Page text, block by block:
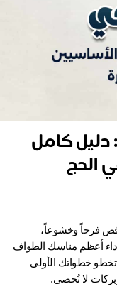
كامل
تخيل نفسك تقف أمام بيت الله الحرام، قلبك يرقص فرحاً وخشوعاً،
وعيناك تتأمل الكعبة المشرفة وأنت على وشك أداء أعظم مناسك الطواف
والسعي. هذه اللحظة التي طالما انتظرتها، حين تخطو خطواتك الأولى
لا تُحصى.